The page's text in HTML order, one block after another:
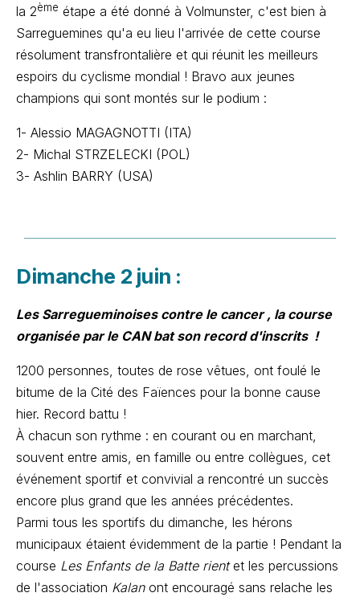
la 2ème étape a été donné à Volmunster, c'est bien à
Sarreguemines qu'a eu lieu l'arrivée de cette course
résolument transfrontalière et qui réunit les meilleurs
espoirs du cyclisme mondial ! Bravo aux jeunes
champions qui sont montés sur le podium :
1- Alessio MAGAGNOTTI (ITA)
2- Michal STRZELECKI (POL)
3- Ashlin BARRY (USA)
Dimanche 2 juin :
Les Sarregueminoises contre le cancer , la course
organisée par le CAN bat son record d'inscrits !
1200 personnes, toutes de rose vêtues, ont foulé le
bitume de la Cité des Faïences pour la bonne cause
hier. Record battu !
À chacun son rythme : en courant ou en marchant,
souvent entre amis, en famille ou entre collègues, cet
événement sportif et convivial a rencontré un succès
encore plus grand que les années précédentes.
Parmi tous les sportifs du dimanche, les hérons
municipaux étaient évidemment de la partie ! Pendant la
course Les Enfants de la Batte rientet les percussions
de l'association Kalan ont encouragé sans relache les